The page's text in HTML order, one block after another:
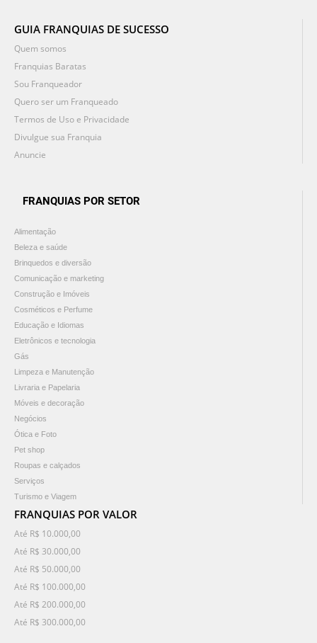
GUIA FRANQUIAS DE SUCESSO
Quem somos
Franquias Baratas
Sou Franqueador
Quero ser um Franqueado
Termos de Uso e Privacidade
Divulgue sua Franquia
Anuncie
FRANQUIAS POR SETOR
Alimentação
Beleza e saúde
Brinquedos e diversão
Comunicação e marketing
Construção e Imóveis
Cosméticos e Perfume
Educação e Idiomas
Eletrônicos e tecnologia
Gás
Limpeza e Manutenção
Livraria e Papelaria
Móveis e decoração
Negócios
Ótica e Foto
Pet shop
Roupas e calçados
Serviços
Turismo e Viagem
FRANQUIAS POR VALOR
Até R$ 10.000,00
Até R$ 30.000,00
Até R$ 50.000,00
Até R$ 100.000,00
Até R$ 200.000,00
Até R$ 300.000,00